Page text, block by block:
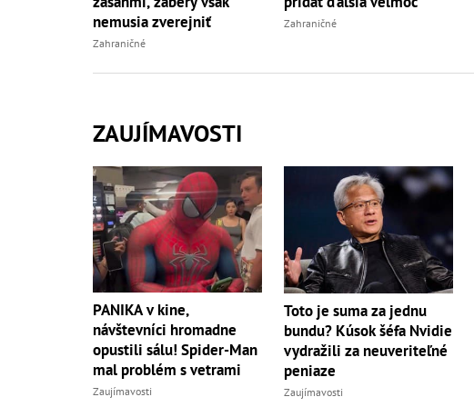
nemusia zverejniť
Zahraničné
Zahraničné
ZAUJÍMAVOSTI
PANIKA v kine,
návštevníci hromadne
opustili sálu! Spider-Man
mal problém s vetrami
Zaujímavosti
Toto je suma za jednu
bundu? Kúsok šéfa Nvidie
vydražili za neuveriteľné
peniaze
Zaujímavosti